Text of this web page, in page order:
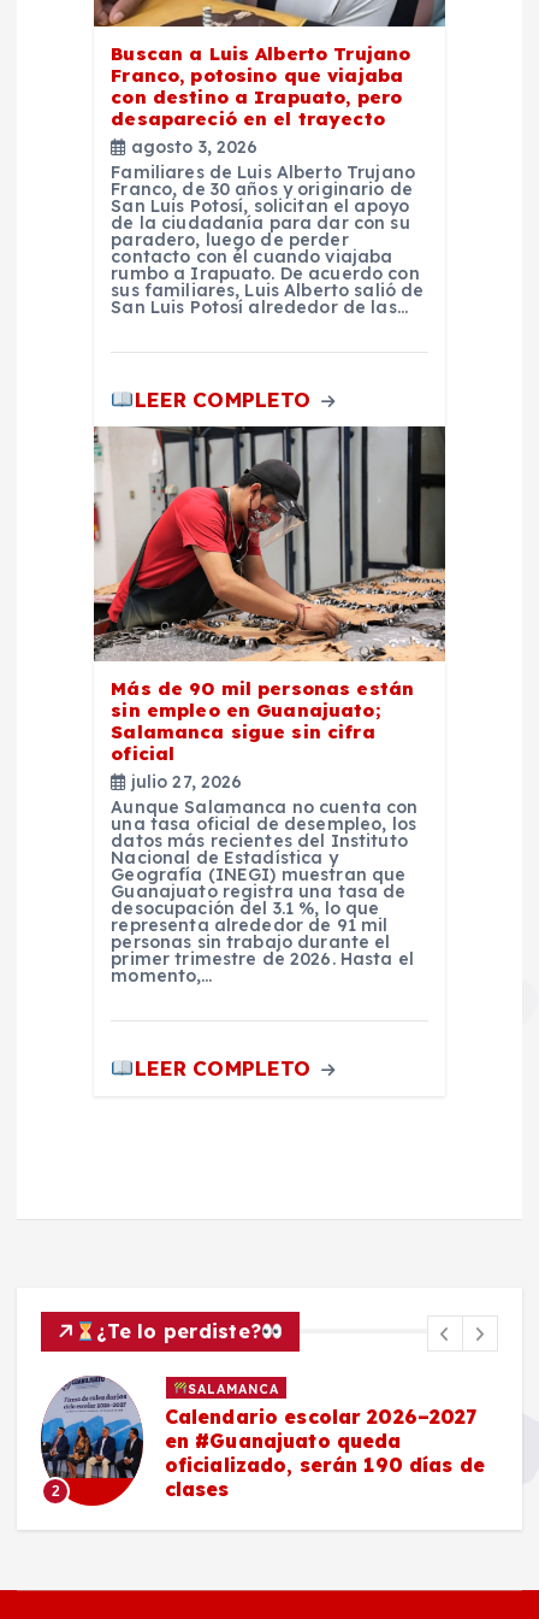
Buscan a Luis Alberto Trujano
Franco, potosino que viajaba
con destino a Irapuato, pero
desapareció en el trayecto
agosto 3, 2026
Familiares de Luis Alberto Trujano
Franco, de 30 años y originario de
San Luis Potosí, solicitan el apoyo
de la ciudadanía para dar con su
paradero, luego de perder
contacto con él cuando viajaba
rumbo a Irapuato. De acuerdo con
sus familiares, Luis Alberto salió de
San Luis Potosí alrededor de las…
LEER COMPLETO
Más de 90 mil personas están
sin empleo en Guanajuato;
Salamanca sigue sin cifra
oficial
julio 27, 2026
Aunque Salamanca no cuenta con
una tasa oficial de desempleo, los
datos más recientes del Instituto
Nacional de Estadística y
Geografía (INEGI) muestran que
Guanajuato registra una tasa de
desocupación del 3.1 %, lo que
representa alrededor de 91 mil
personas sin trabajo durante el
primer trimestre de 2026. Hasta el
momento,…
LEER COMPLETO
¿Te lo perdiste?
2
SALAMANCA
Calendario escolar 2026–2027
en #Guanajuato queda
oficializado, serán 190 días de
clases